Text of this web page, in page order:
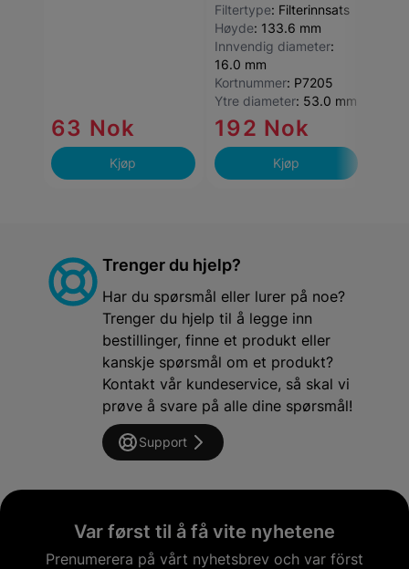
63 Nok
Kjøp
Filtertype: Filterinnsats
Høyde: 133.6 mm
Innvendig diameter:
16.0 mm
Kortnummer: P7205
Ytre diameter: 53.0 mm
192 Nok
Kjøp
Trenger du hjelp?
Har du spørsmål eller lurer på noe?
Trenger du hjelp til å legge inn
bestillinger, finne et produkt eller
kanskje spørsmål om et produkt?
Kontakt vår kundeservice, så skal vi
prøve å svare på alle dine spørsmål!
Support
Var først til å få vite nyhetene
Prenumerera på vårt nyhetsbrev och var först